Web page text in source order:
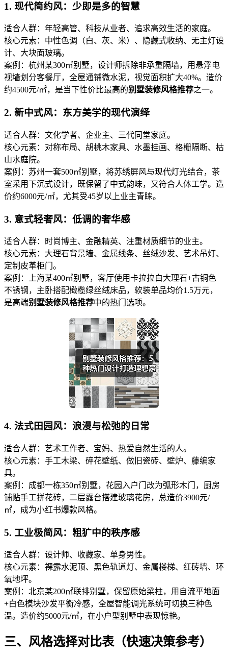
1. 现代简约风：少即是多的智慧
适合人群：年轻高管、科技从业者、追求高效生活的家庭。
核心元素：中性色调（白、灰、米）、隐藏式收纳、无主灯设
计、大块面玻璃。
案例：杭州某300㎡别墅，设计师拆除非承重隔墙，用悬浮电
视墙划分客餐厅，全屋通铺微水泥，视觉面积扩大40%。造价
约4500元/㎡，是当下性价比最高的别墅装修风格推荐之一。
2. 新中式风：东方美学的现代演绎
适合人群：文化学者、企业主、三代同堂家庭。
核心元素：对称布局、胡桃木家具、水墨挂画、格栅隔断、枯
山水庭院。
案例：苏州一套500㎡别墅，将苏绣屏风与现代灯光结合，茶
室采用下沉式设计，既保留了中式韵味，又符合人体工学。造
价约6000元/㎡，尤其受45岁以上业主青睐。
3. 意式轻奢风：低调的奢华感
适合人群：时尚博主、金融精英、注重材质细节的业主。
核心元素：大理石背景墙、金属线条、丝绒沙发、艺术吊灯、
定制皮革柜门。
案例：上海某400㎡别墅，客厅使用卡拉拉白大理石+古铜色
不锈钢，主卧搭配橄榄绿丝绒床品，软装单品均价1.5万元，
是高端别墅装修风格推荐中的热门选项。
4. 法式田园风：浪漫与松弛的日常
适合人群：艺术工作者、宝妈、热爱自然生活的人。
核心元素：手工木梁、碎花壁纸、做旧瓷砖、壁炉、藤编家
具。
案例：成都一栋350㎡别墅，花园入户门改为弧形木门，厨房
铺贴手工拼花砖，二层露台搭建玻璃花房，总造价3900元/
㎡，成为小红书爆款风格。
5. 工业极简风：粗犷中的秩序感
适合人群：设计师、收藏家、单身男性。
核心元素：裸露水泥顶、黑色轨道灯、金属楼梯、红砖墙、环
氧地坪。
案例：北京某200㎡联排别墅，保留原始梁柱，用自流平地面
+白色模块沙发平衡冷感，全屋智能调光系统可切换三种色
温。造价约5000元/㎡，在小户型别墅中表现惊艳。
三、风格选择对比表（快速决策参考）